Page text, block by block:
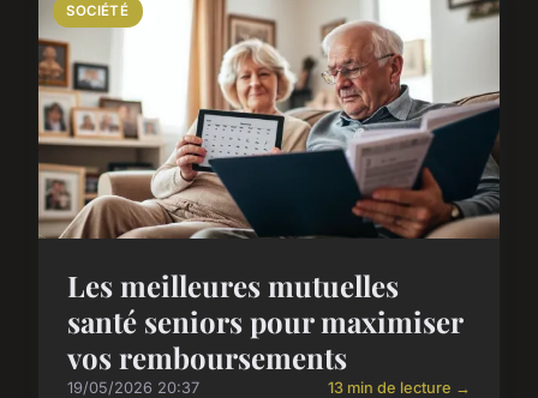
SOCIÉTÉ
Les meilleures mutuelles
santé seniors pour maximiser
vos remboursements
19/05/2026 20:37 13 min de lecture →